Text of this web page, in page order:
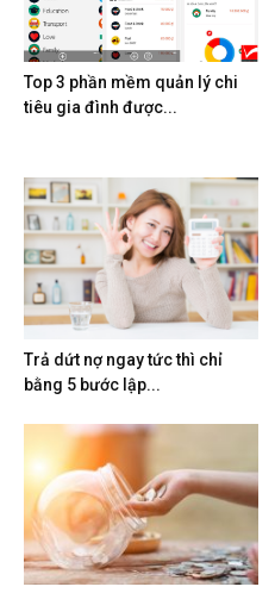
Top 3 phần mềm quản lý chi
tiêu gia đình được...
Trả dứt nợ ngay tức thì chỉ
bằng 5 bước lập...